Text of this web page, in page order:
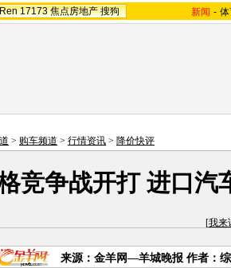
17173 焦点房地产 搜狗 新闻 -
> 购车频道 > 行情资讯 > 降价快评
竞争战开打 进口汽
[我来
来源： 金羊网—羊城晚报 作者：